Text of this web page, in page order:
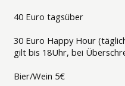
40 Euro tagsüber
30 Euro Happy Hour
gilt bis 18Uhr, bei
Bier/Wein 5€